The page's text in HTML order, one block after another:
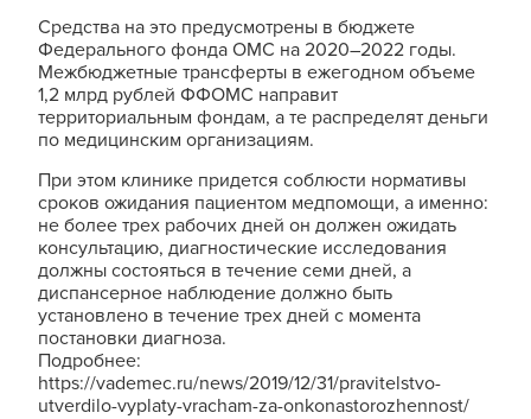
Средства на это предусмотрены в бюджете
Федерального фонда ОМС на 2020–2022 годы.
Межбюджетные трансферты в ежегодном объеме
1,2 млрд рублей ФФОМС направит
территориальным фондам, а те распределят деньги
по медицинским организациям.
При этом клинике придется соблюсти нормативы
сроков ожидания пациентом медпомощи, а именно:
не более трех рабочих дней он должен ожидать
консультацию, диагностические исследования
должны состояться в течение семи дней, а
диспансерное наблюдение должно быть
установлено в течение трех дней с момента
постановки диагноза.
Подробнее:
https://vademec.ru/news/2019/12/31/pravitelstvo-
utverdilo-vyplaty-vracham-za-onkonastorozhennost/